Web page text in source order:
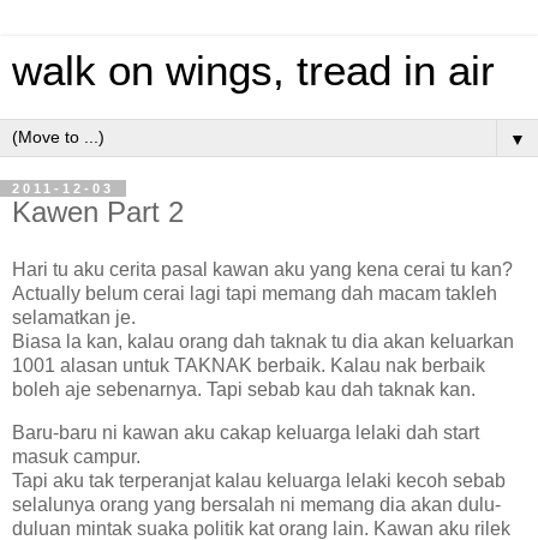
walk on wings, tread in air
▼
2011-12-03
Kawen Part 2
Hari tu aku cerita pasal kawan aku yang kena cerai tu kan?
Actually belum cerai lagi tapi memang dah macam takleh
selamatkan je.
Biasa la kan, kalau orang dah taknak tu dia akan keluarkan
1001 alasan untuk TAKNAK berbaik. Kalau nak berbaik
boleh aje sebenarnya. Tapi sebab kau dah taknak kan.
Baru-baru ni kawan aku cakap keluarga lelaki dah start
masuk campur.
Tapi aku tak terperanjat kalau keluarga lelaki kecoh sebab
selalunya orang yang bersalah ni memang dia akan dulu-
duluan mintak suaka politik kat orang lain. Kawan aku rilek